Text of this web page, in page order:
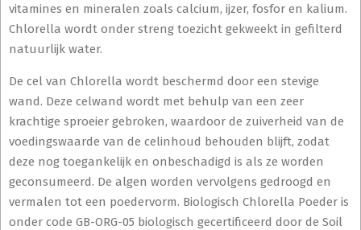
vitamines en mineralen zoals calcium, ijzer, fosfor en kalium.
Chlorella wordt onder streng toezicht gekweekt in gefilterd
natuurlijk water.
De cel van Chlorella wordt beschermd door een stevige
wand. Deze celwand wordt met behulp van een zeer
krachtige sproeier gebroken, waardoor de zuiverheid van de
voedingswaarde van de celinhoud behouden blijft, zodat
deze nog toegankelijk en onbeschadigd is als ze worden
geconsumeerd. De algen worden vervolgens gedroogd en
vermalen tot een poedervorm. Biologisch Chlorella Poeder is
onder code GB-ORG-05 biologisch gecertificeerd door de Soil